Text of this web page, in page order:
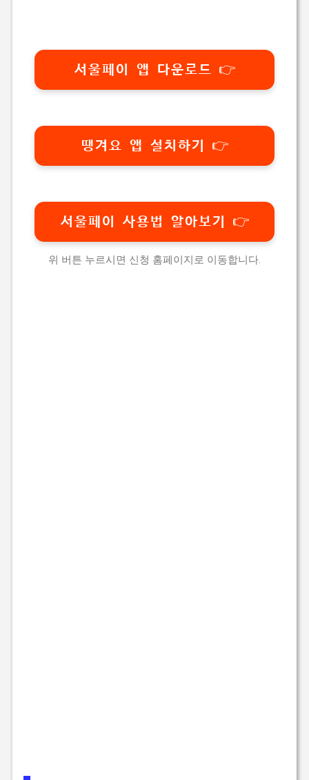
서울페이 앱 다운로드 👉
땡겨요 앱 설치하기 👉
서울페이 사용법 알아보기 👉
위 버튼 누르시면 신청 홈페이지로 이동합니다.